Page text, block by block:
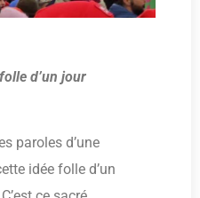
d’un jour
paroles d’une
idée folle d’un